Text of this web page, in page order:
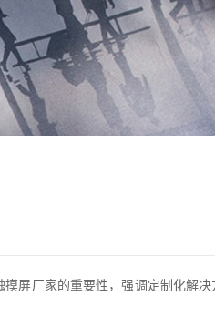
屏厂家的重要性，强调定制化解